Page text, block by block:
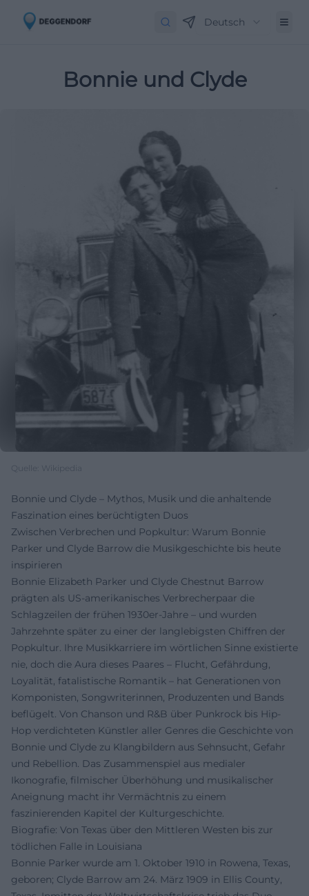
Deutsch
Bonnie und Clyde
Quelle: Wikipedia
Bonnie und Clyde – Mythos, Musik und die anhaltende
Faszination eines berüchtigten Duos
Zwischen Verbrechen und Popkultur: Warum Bonnie
Parker und Clyde Barrow die Musikgeschichte bis heute
inspirieren
Bonnie Elizabeth Parker und Clyde Chestnut Barrow
prägten als US-amerikanisches Verbrecherpaar die
Schlagzeilen der frühen 1930er-Jahre – und wurden
Jahrzehnte später zu einer der langlebigsten Chiffren der
Popkultur. Ihre Musikkarriere im wörtlichen Sinne existierte
nie, doch die Aura dieses Paares – Flucht, Gefährdung,
Loyalität, fatalistische Romantik – hat Generationen von
Komponisten, Songwriterinnen, Produzenten und Bands
beflügelt. Von Chanson und R&B über Punkrock bis Hip-
Hop verdichteten Künstler aller Genres die Geschichte von
Bonnie und Clyde zu Klangbildern aus Sehnsucht, Gefahr
und Rebellion. Das Zusammenspiel aus medialer
Ikonografie, filmischer Überhöhung und musikalischer
Aneignung macht ihr Vermächtnis zu einem
faszinierenden Kapitel der Kulturgeschichte.
Biografie: Von Texas über den Mittleren Westen bis zur
tödlichen Falle in Louisiana
Bonnie Parker wurde am 1. Oktober 1910 in Rowena, Texas,
geboren; Clyde Barrow am 24. März 1909 in Ellis County,